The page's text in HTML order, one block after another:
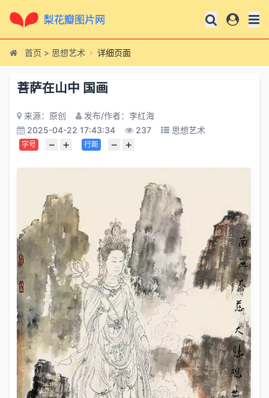
首页 > 思想艺术 详细页面
菩萨在山中 国画
来源：原创
发布/作者：李红海
2025-04-22 17:43:34
237 思想艺术
字号 − + 行距 − +